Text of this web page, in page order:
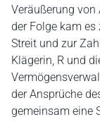
Veräußerung von
der Folge kam
Streit und zur
Klägerin, R und
der Ansprüche
gemeinsam eine